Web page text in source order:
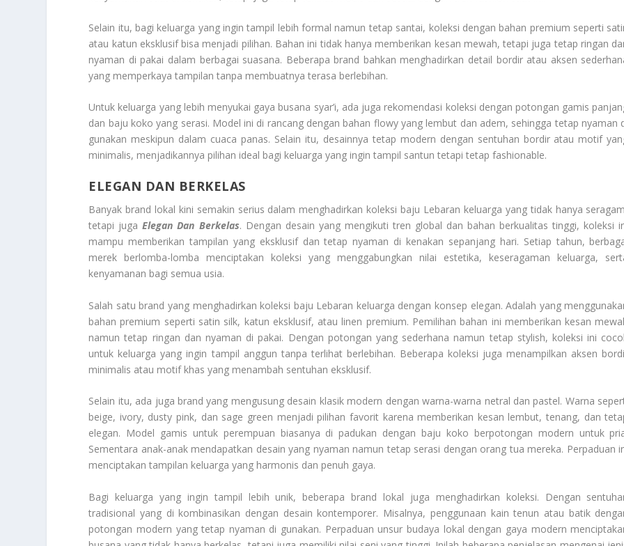
Selain itu, bagi keluarga yang ingin tampil lebih formal namun tetap santai, koleksi dengan bahan premium seperti
atau katun eksklusif bisa menjadi pilihan. Bahan ini tidak hanya memberikan kesan mewah, tetapi juga tetap ringan
nyaman di pakai dalam berbagai suasana. Beberapa brand bahkan menghadirkan detail bordir atau aksen
yang memperkaya tampilan tanpa membuatnya terasa berlebihan.
Untuk keluarga yang lebih menyukai gaya busana syar’i, ada juga rekomendasi koleksi dengan potongan gamis
dan baju koko yang serasi. Model ini di rancang dengan bahan flowy yang lembut dan adem, sehingga tetap nyaman
gunakan meskipun dalam cuaca panas. Selain itu, desainnya tetap modern dengan sentuhan bordir atau motif
minimalis, menjadikannya pilihan ideal bagi keluarga yang ingin tampil santun tetapi tetap fashionable.
ELEGAN DAN BERKELAS
Banyak brand lokal kini semakin serius dalam menghadirkan koleksi baju Lebaran keluarga yang tidak hanya
tetapi jugaElegan Dan Berkelas. Dengan desain yang mengikuti tren global dan bahan berkualitas tinggi, koleksi
mampu memberikan tampilan yang eksklusif dan tetap nyaman di kenakan sepanjang hari. Setiap tahun,
merek berlomba-lomba menciptakan koleksi yang menggabungkan nilai estetika, keseragaman keluarga,
kenyamanan bagi semua usia.
Salah satu brand yang menghadirkan koleksi baju Lebaran keluarga dengan konsep elegan. Adalah yang
bahan premium seperti satin silk, katun eksklusif, atau linen premium. Pemilihan bahan ini memberikan kesan
namun tetap ringan dan nyaman di pakai. Dengan potongan yang sederhana namun tetap stylish, koleksi ini
untuk keluarga yang ingin tampil anggun tanpa terlihat berlebihan. Beberapa koleksi juga menampilkan aksen
minimalis atau motif khas yang menambah sentuhan eksklusif.
Selain itu, ada juga brand yang mengusung desain klasik modern dengan warna-warna netral dan pastel. Warna
beige, ivory, dusty pink, dan sage green menjadi pilihan favorit karena memberikan kesan lembut, tenang, dan
elegan. Model gamis untuk perempuan biasanya di padukan dengan baju koko berpotongan modern untuk
Sementara anak-anak mendapatkan desain yang nyaman namun tetap serasi dengan orang tua mereka. Perpaduan
menciptakan tampilan keluarga yang harmonis dan penuh gaya.
Bagi keluarga yang ingin tampil lebih unik, beberapa brand lokal juga menghadirkan koleksi. Dengan
tradisional yang di kombinasikan dengan desain kontemporer. Misalnya, penggunaan kain tenun atau batik
potongan modern yang tetap nyaman di gunakan. Perpaduan unsur budaya lokal dengan gaya modern